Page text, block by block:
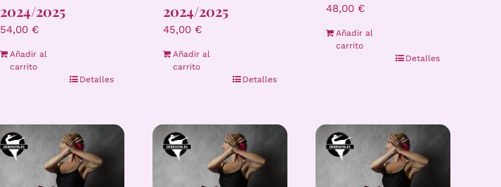
2024/2025
54,00 €
Añadir al
carrito
Detalles
2024/2025
45,00 €
Añadir al
carrito
Detalles
48,00 €
Añadir al
carrito
Detalles